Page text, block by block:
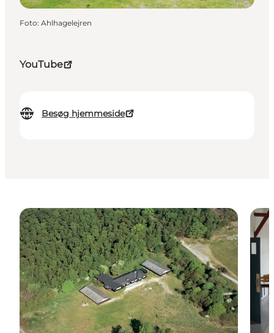
YouTube
Besøg hjemmeside
Foto: Ahlhagelejren